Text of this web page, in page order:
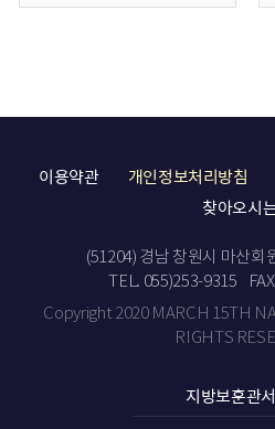
이용약관 개인정보처리방침
찾아오시
(51204) 경남 창원시 마산회
TEL. 055)253-9315
Copyright 2020 MARCH 15TH
RIGHTS
지방보훈관